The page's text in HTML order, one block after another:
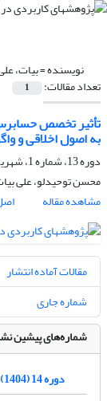
نویسنده =بیات،
تعداد مقالات: 1
تأثیر تخصص
به اصول اخلاقی و
دوره 13، شماره 1، شهریور 1403، صفحه
محسن توحیدلو، علی
مشاهده مقاله
مقالات آماده انتشار
شماره جاری
شماره‌های پیشین
دوره 14 (1404)